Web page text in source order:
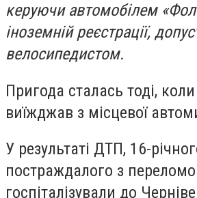
керуючи автомобілем
іноземній реєстрації,
велосипедистом.
Пригода сталась тоді,
виїжджав з місцевої
У результаті ДТП, 16-
постраждалого з
госпіталізували до